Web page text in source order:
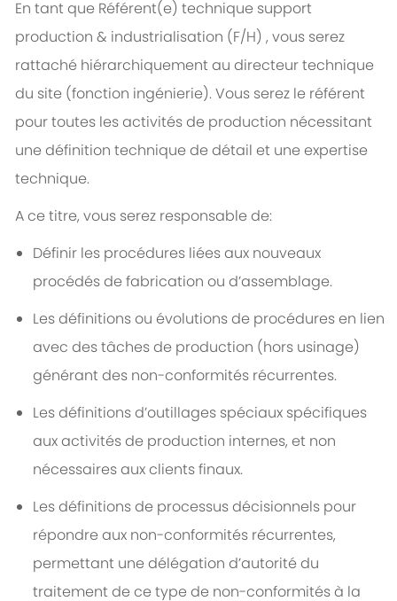
En tant que Référent(e) technique support
production & industrialisation (F/H) , vous serez
rattaché hiérarchiquement au directeur technique
du site (fonction ingénierie). Vous serez le référent
pour toutes les activités de production nécessitant
une définition technique de détail et une expertise
technique.
A ce titre, vous serez responsable de:
Définir les procédures liées aux nouveaux
procédés de fabrication ou d’assemblage.
Les définitions ou évolutions de procédures en lien
avec des tâches de production (hors usinage)
générant des non-conformités récurrentes.
Les définitions d’outillages spéciaux spécifiques
aux activités de production internes, et non
nécessaires aux clients finaux.
Les définitions de processus décisionnels pour
répondre aux non-conformités récurrentes,
permettant une délégation d’autorité du
traitement de ce type de non-conformités à la